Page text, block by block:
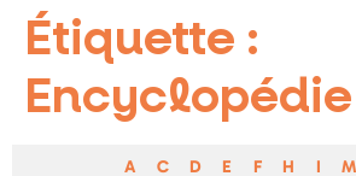
Étiquette :
Encyclopédie
A C D E F H I M